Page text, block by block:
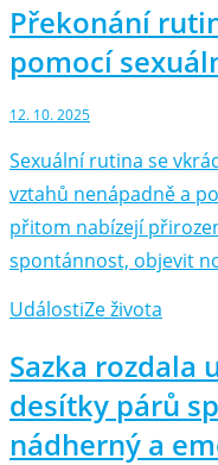
Překonání
pomocí
12. 10. 2025
Sexuální rutina se
vztahů nenápadně a
přitom nabízejí
spontánnost, objevit
UdálostiZe života
Sazka rozdala
desítky párů
nádherný a